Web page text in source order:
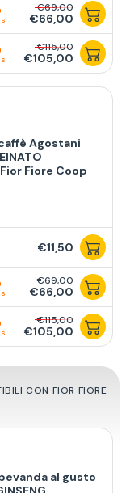
€69,00
€66,00
€115,00
€105,00
Agostani
Fiore Coop
€11,50
€69,00
€66,00
€115,00
€105,00
CON FIOR FIORE
al gusto